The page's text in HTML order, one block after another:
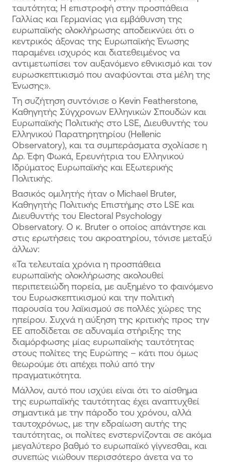
ταυτότητα; Η επιστροφή στην προσπάθεια
Γαλλίας και Γερμανίας για εμβάθυνση της
ευρωπαϊκής ολοκλήρωσης αποδεικνύει ότι ο
κεντρικός άξονας της Ευρωπαϊκής Ένωσης
παραμένει ισχυρός και διατεθειμένος να
αντιμετωπίσει τον αυξανόμενο εθνικισμό και τον
ευρωσκεπτικισμό που αναφύονται στα μέλη της
Ένωσης».
Τη συζήτηση συντόνισε ο Kevin Featherstone,
Καθηγητής Σύγχρονων Ελληνικών Σπουδών και
Ευρωπαϊκής Πολιτικής στο LSE, Διευθυντής του
Ελληνικού Παρατηρητηρίου (Hellenic
Observatory), και τα συμπεράσματα σχολίασε η
Δρ. Έφη Φωκά, Ερευνήτρια του Ελληνικού
Ιδρύματος Ευρωπαϊκής και Εξωτερικής
Πολιτικής.
Βασικός ομιλητής ήταν ο Michael Bruter,
Καθηγητής Πολιτικής Επιστήμης στο LSE και
Διευθυντής του Electoral Psychology
Observatory. O κ. Bruter ο οποίος απάντησε και
στις ερωτήσεις του ακροατηρίου, τόνισε μεταξύ
άλλων:
«Τα τελευταία χρόνια η προσπάθεια
ευρωπαϊκής ολοκλήρωσης ακολουθεί
περιπετειώδη πορεία, με αυξημένο το φαινόμενο
του Ευρωσκεπτικισμού και την πολιτική
παρουσία του λαϊκισμού σε πολλές χώρες της
ηπείρου. Συχνά η αύξηση της κριτικής προς την
ΕΕ αποδίδεται σε αδυναμία στήριξης της
διαμόρφωσης μίας ευρωπαϊκής ταυτότητας
στους πολίτες της Ευρώπης – κάτι που όμως
θεωρούμε ότι απέχει πολύ από την
πραγματικότητα.
Μάλλον, αυτό που ισχύει είναι ότι το αίσθημα
της ευρωπαϊκής ταυτότητας έχει αναπτυχθεί
σημαντικά με την πάροδο του χρόνου, αλλά
ταυτοχρόνως, με την εδραίωση αυτής της
ταυτότητας, οι πολίτες ενστερνίζονται σε ακόμα
μεγαλύτερο βαθμό το ευρωπαϊκό γίγνεσθαι, και
συνεπώς νιώθουν περισσότερο άνετα να το